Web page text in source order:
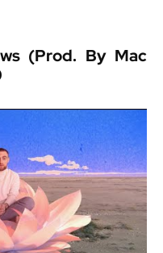
(Prod. By Mac